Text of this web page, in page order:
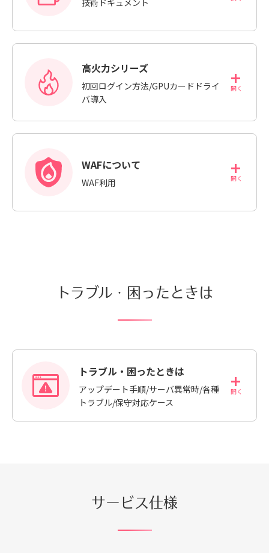
高火力シリーズ
初回ログイン方法/GPUカードドライ
バ導入
WAFについて
WAF利用
トラブル・困ったときは
トラブル・困ったときは
アップデート手順/サーバ異常時/各種
トラブル/保守対応ケース
サービス仕様